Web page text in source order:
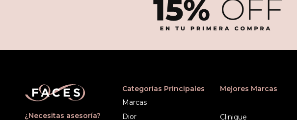
¿Necesitas asesoría?
Categorías Principales
Marcas
Dior
Mejores Marcas
Clinique